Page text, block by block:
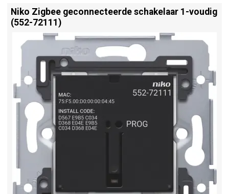
Niko Zigbee geconnecteerde schakelaar 1-voudig
(552-72111)